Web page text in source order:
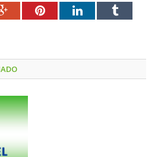
Google+PinterestLinkedInTumblr